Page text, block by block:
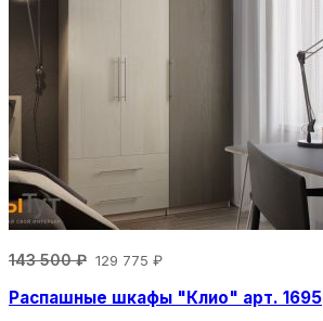
143 500 ₽ 129 775 ₽
Распашные шкафы "Клио" арт. 1695